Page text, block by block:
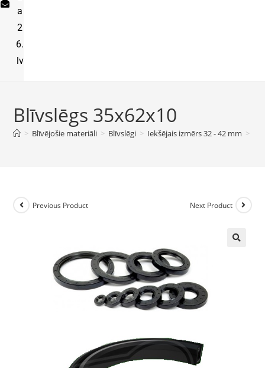
a
2
6.
lv
Blīvslēgs 35x62x10
> Blīvējošie materiāli > Blīvslēgi > Iekšējais izmērs 32 - 42 mm >
Previous Product Next Product